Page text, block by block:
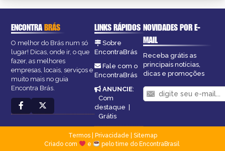
ENCONTRABRÁS
O melhor do Brás num só
lugar! Dicas, onde ir, o que
fazer, as melhores
empresas, locais, serviços e
muito mais no guia
Encontra Brás.
LINKS RÁPIDOS
Sobre
EncontraBrás
Fale com o
EncontraBrás
ANUNCIE:
Com
destaque
Grátis
NOVIDADES POR E-
MAIL
Receba grátis as
principais notícias,
dicas e promoções
Termos| Privacidade
Sitemap
Criado com
e pelo time do EncontraBrasil